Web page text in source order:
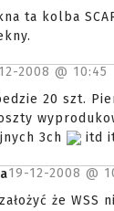
ta kolba
2008 @ 10:45
20 szt.
3ch
itd
19-12-2008 @
że WSS